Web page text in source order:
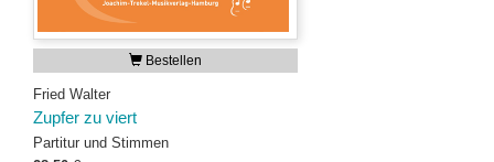
Bestellen
Fried Walter
Zupfer zu viert
Partitur und Stimmen